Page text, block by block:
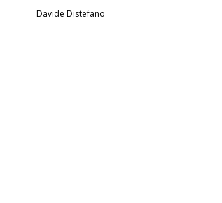
Davide Distefano